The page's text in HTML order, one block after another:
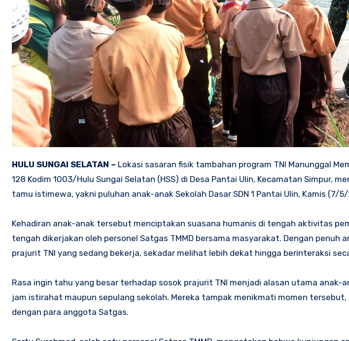
HULU SUNGAI SELATAN – Lokasi sasaran fisik tambahan program TNI Manunggal
128 Kodim 1003/Hulu Sungai Selatan (HSS) di Desa Pantai Ulin, Kecamatan Simpur,
tamu istimewa, yakni puluhan anak-anak Sekolah Dasar SDN 1 Pantai Ulin, Kamis (7/
Kehadiran anak-anak tersebut menciptakan suasana humanis di tengah aktivitas
tengah dikerjakan oleh personel Satgas TMMD bersama masyarakat. Dengan penuh
prajurit TNI yang sedang bekerja, sekadar melihat lebih dekat hingga berinteraksi
Rasa ingin tahu yang besar terhadap sosok prajurit TNI menjadi alasan utama anak-
jam istirahat maupun sepulang sekolah. Mereka tampak menikmati momen tersebut,
dengan para anggota Satgas.